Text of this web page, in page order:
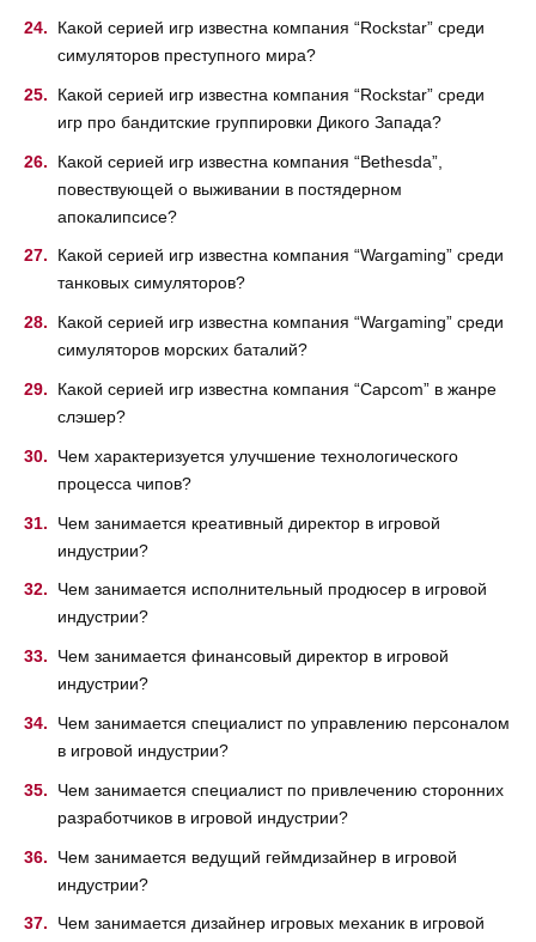
Какой серией игр известна компания “Rockstar” среди
симуляторов преступного мира?
Какой серией игр известна компания “Rockstar” среди
игр про бандитские группировки Дикого Запада?
Какой серией игр известна компания “Bethesda”,
повествующей о выживании в постядерном
апокалипсисе?
Какой серией игр известна компания “Wargaming” среди
танковых симуляторов?
Какой серией игр известна компания “Wargaming” среди
симуляторов морских баталий?
Какой серией игр известна компания “Capcom” в жанре
слэшер?
Чем характеризуется улучшение технологического
процесса чипов?
Чем занимается креативный директор в игровой
индустрии?
Чем занимается исполнительный продюсер в игровой
индустрии?
Чем занимается финансовый директор в игровой
индустрии?
Чем занимается специалист по управлению персоналом
в игровой индустрии?
Чем занимается специалист по привлечению сторонних
разработчиков в игровой индустрии?
Чем занимается ведущий геймдизайнер в игровой
индустрии?
Чем занимается дизайнер игровых механик в игровой